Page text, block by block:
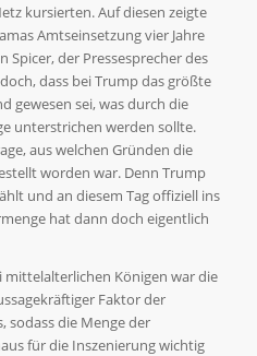
kursierten. Auf diesen zeigte
Amtseinsetzung vier Jahre
der Pressesprecher des
dass bei Trump das größte
gewesen sei, was durch die
unterstrichen werden sollte.
aus welchen Gründen die
worden war. Denn Trump
und an diesem Tag offiziell ins
hat dann doch eigentlich
mittelalterlichen Königen war die
Faktor der
sodass die Menge der
für die Inszenierung wichtig